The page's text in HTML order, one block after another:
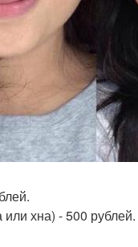
хна) - 500 рублей.